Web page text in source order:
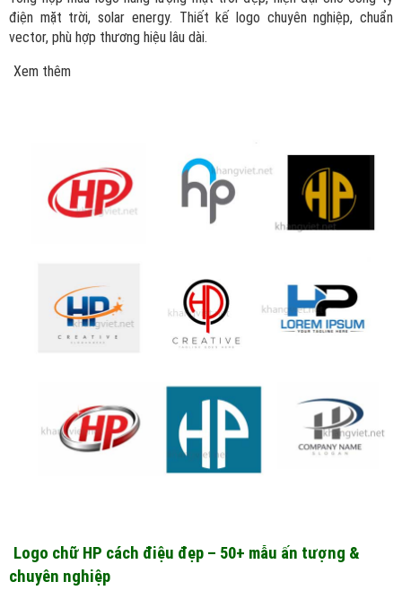
điện mặt trời, solar energy. Thiết kế logo chuyên nghiệp, chuẩn
vector, phù hợp thương hiệu lâu dài.
Xem thêm
Logo chữ HP cách điệu đẹp – 50+ mẫu ấn tượng &
chuyên nghiệp